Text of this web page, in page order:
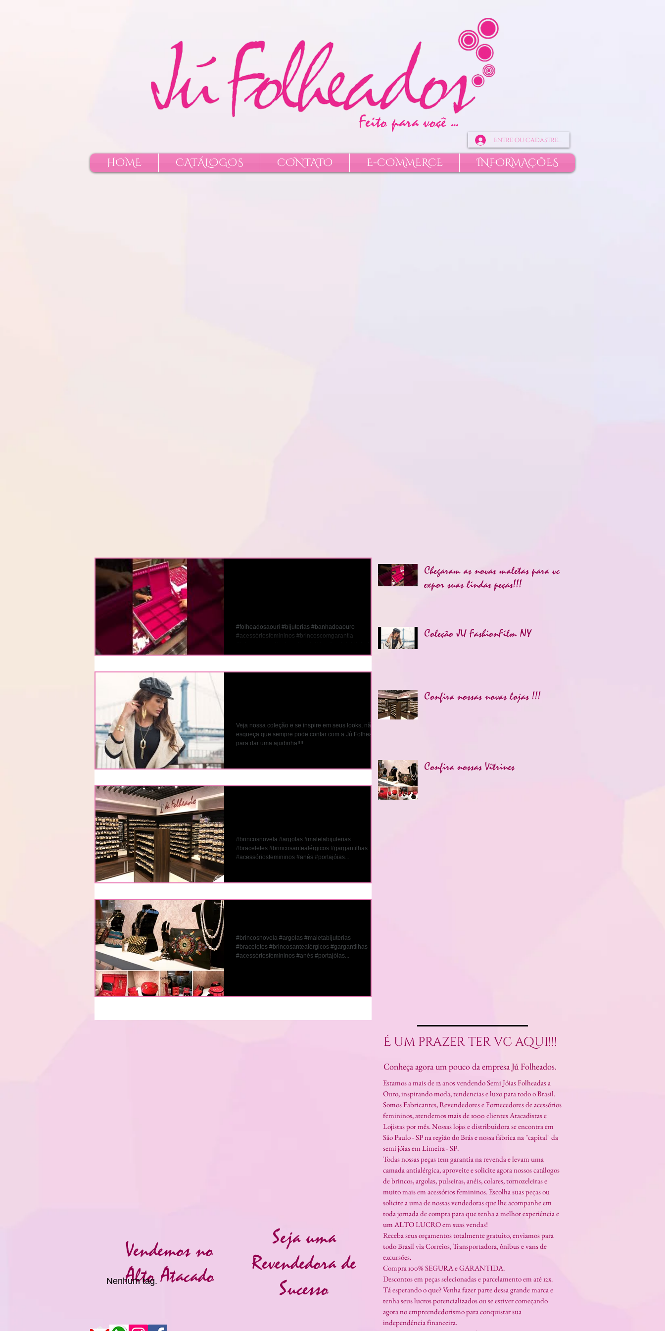
​Feito para voçê ...
Entre ou Cadastre-se
HOME CATÁLOGOS CONTATO E-COMMERCE INFORMAÇÕES
#folheadosaouri #bijuterias #banhadoaouro
#acessóriosfemininos #brincoscomgarantia
Veja nossa coleção e se inspire em seus looks, não se
esqueça que sempre pode contar com a Jú Folheados
para dar uma ajudinha!!!!...
#brincosnovela #argolas #maletabijuterias
#braceletes #brincosantealérgicos #gargantilhas
#acessóriosfemininos #anés #portajóias...
#brincosnovela #argolas #maletabijuterias
#braceletes #brincosantealérgicos #gargantilhas
#acessóriosfemininos #anés #portajóias...
Chegaram as novas maletas para vc
expor suas lindas peças!!!
Coleção JU FashionFilm NY
Confira nossas novas lojas !!!
Confira nossas Vitrines
É um prazer ter vc aqui!!!
Conheça agora um pouco da empresa Jú Folheados.
Vendemos no
Alto Atacado
Nenhum tag.
Seja uma
Revendedora de
Sucesso
Estamos a mais de 12 anos vendendo Semi Jóias Folheadas a
Ouro, inspirando moda, tendencias e luxo para todo o Brasil.
Somos Fabricantes, Revendedores e Fornecedores de acessórios
femininos, atendemos mais de 1000 clientes Atacadistas e
Lojistas por mês. Nossas lojas e distribuidora se encontra em
São Paulo - SP na região do Brás e nossa fábrica na "capital" da
semi jóias em Limeira - SP.
Todas nossas peças tem garantia na revenda e levam uma
camada antialérgica, aproveite e solicite agora nossos catálogos
de brincos, argolas, pulseiras, anéis, colares, tornozeleiras e
muito mais em acessórios femininos. Escolha suas peças ou
solicite a uma de nossas vendedoras que lhe acompanhe em
toda jornada de compra para que tenha a melhor experiência e
um ALTO LUCRO em suas vendas!
Receba seus orçamentos totalmente gratuito, enviamos para
todo Brasil via Correios, Transportadora, ônibus e vans de
excursões.
Compra 100% SEGURA e GARANTIDA.
Descontos em peças selecionadas e parcelamento em até 12x.
Tá esperando o que? Venha fazer parte dessa grande marca e
tenha seus lucros potencializados ou se estiver começando
agora no empreendedorismo para conquistar sua
independência financeira.